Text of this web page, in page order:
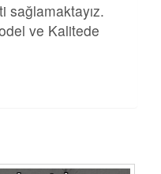
sağlamaktayız.
ve Kalitede